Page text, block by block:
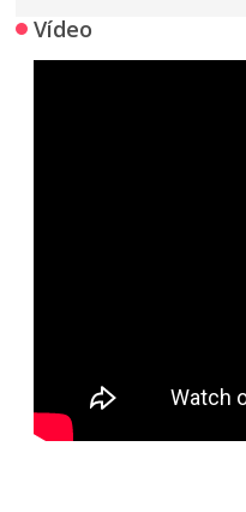
Vídeo